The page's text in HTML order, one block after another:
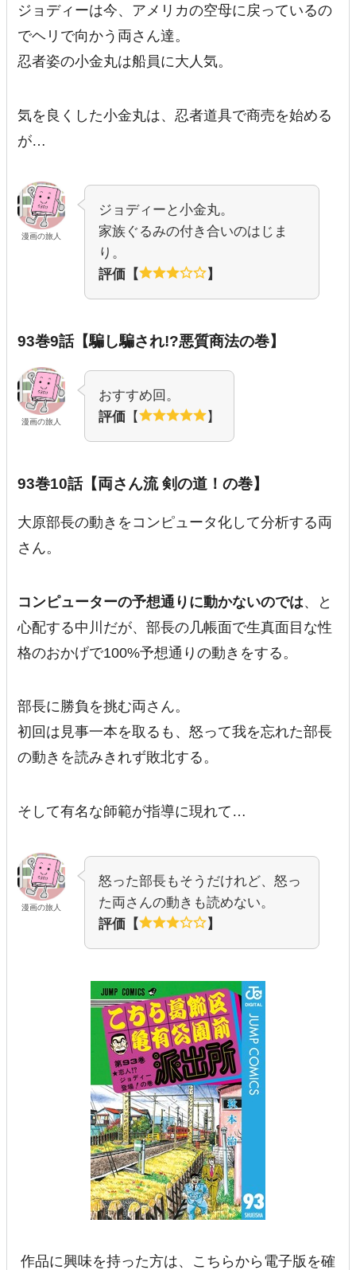
ジョディーは今、アメリカの空母に戻っているの
でヘリで向かう両さん達。
忍者姿の小金丸は船員に大人気。
気を良くした小金丸は、忍者道具で商売を始める
が…
漫画の旅人
ジョディーと小金丸。
家族ぐるみの付き合いのはじま
り。
評価【
】
93巻9話【騙し騙され!?悪質商法の巻】
漫画の旅人
おすすめ回。
評価 【 】
93巻10話【両さん流 剣の道！の巻】
大原部長の動きをコンピュータ化して分析する両
さん。
コンピューターの予想通りに動かないのでは、と
心配する中川だが、部長の几帳面で生真面目な性
格のおかげで100%予想通りの動きをする。
部長に勝負を挑む両さん。
初回は見事一本を取るも、怒って我を忘れた部長
の動きを読みきれず敗北する。
そして有名な師範が指導に現れて…
漫画の旅人
怒った部長もそうだけれど、怒っ
た両さんの動きも読めない。
評価【
】
作品に興味を持った方は、こちらから電子版を確